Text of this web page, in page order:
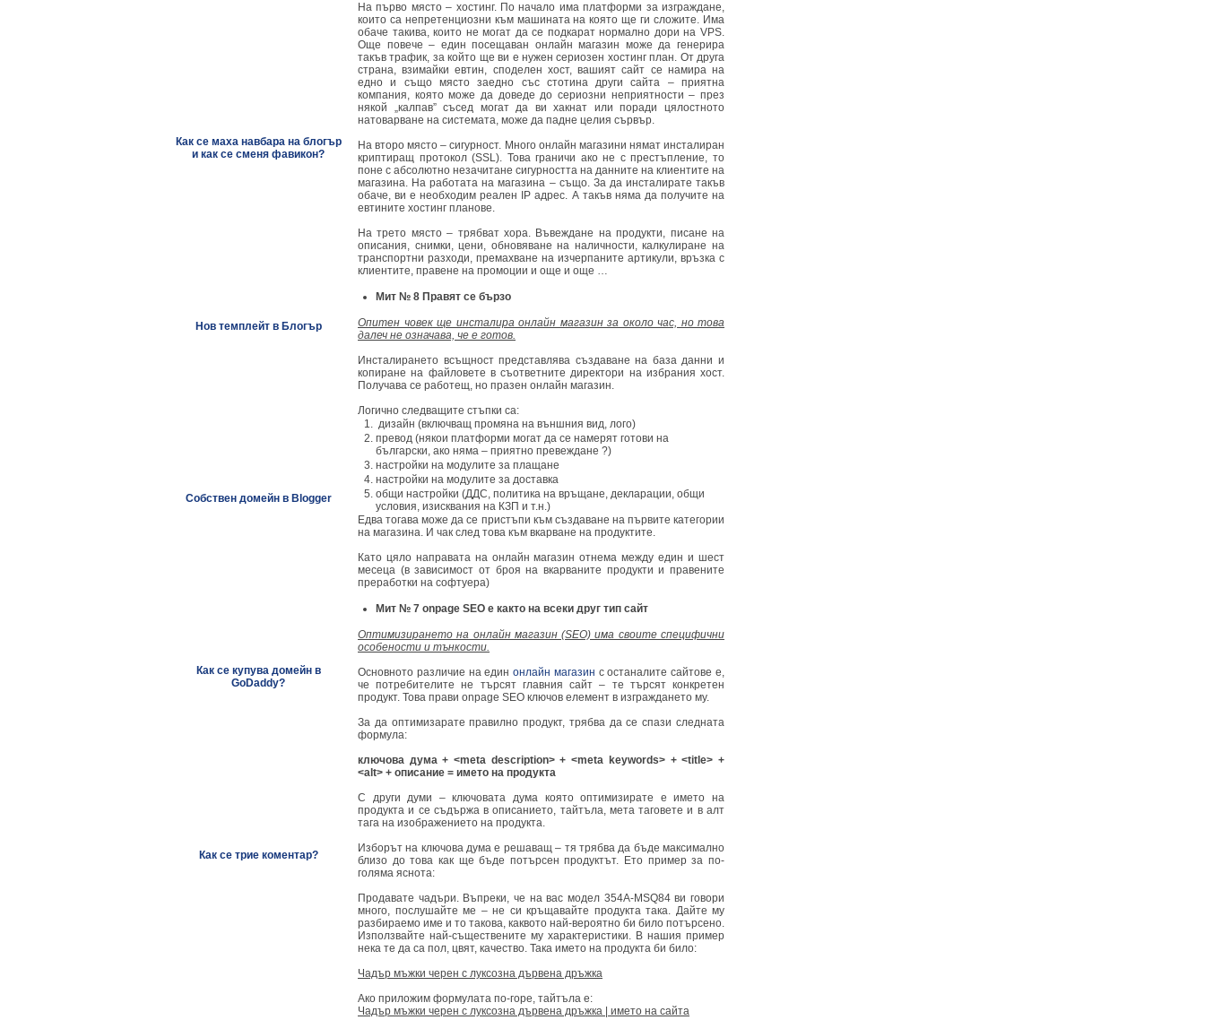
Как се маха навбара на блогър
и как се сменя фавикон?
Нов темплейт в Блогър
Собствен домейн в Blogger
Как се купува домейн в
GoDaddy?
Как се трие коментар?
На първо място – хостинг. По начало има платформи за изграждане,
които са непретенциозни към машината на която ще ги сложите. Има
обаче такива, които не могат да се подкарат нормално дори на VPS.
Още повече – един посещаван онлайн магазин може да генерира
такъв трафик, за който ще ви е нужен сериозен хостинг план. От друга
страна, взимайки евтин, споделен хост, вашият сайт се намира на
едно и също място заедно със стотина други сайта – приятна
компания, която може да доведе до сериозни неприятности – през
някой „калпав” съсед могат да ви хакнат или поради цялостното
натоварване на системата, може да падне целия сървър.
На второ място – сигурност. Много онлайн магазини нямат инсталиран
криптиращ протокол (SSL). Това граничи ако не с престъпление, то
поне с абсолютно незачитане сигурността на данните на клиентите на
магазина. На работата на магазина – също. За да инсталирате такъв
обаче, ви е необходим реален IP адрес. А такъв няма да получите на
евтините хостинг планове.
На трето място – трябват хора. Въвеждане на продукти, писане на
описания, снимки, цени, обновяване на наличности, калкулиране на
транспортни разходи, премахване на изчерпаните артикули, връзка с
клиентите, правене на промоции и още и още …
Мит № 8 Правят се бързо
Опитен човек ще инсталира онлайн магазин за около час, но това
далеч не означава, че е готов.
Инсталирането всъщност представлява създаване на база данни и
копиране на файловете в съответните директори на избрания хост.
Получава се работещ, но празен онлайн магазин.
Логично следващите стъпки са:
дизайн (включващ промяна на външния вид, лого)
превод (някои платформи могат да се намерят готови на
български, ако няма – приятно превеждане ?)
настройки на модулите за плащане
настройки на модулите за доставка
общи настройки (ДДС, политика на връщане, декларации, общи
условия, изисквания на КЗП и т.н.)
Едва тогава може да се пристъпи към създаване на първите категории
на магазина. И чак след това към вкарване на продуктите.
Като цяло направата на онлайн магазин отнема между един и шест
месеца (в зависимост от броя на вкарваните продукти и правените
преработки на софтуера)
Мит № 7 onpage SEO е както на всеки друг тип сайт
Оптимизирането на онлайн магазин (SEO) има своите специфични
особености и тънкости.
Основното различие на единонлайн магазин с останалите сайтове е,
че потребителите не търсят главния сайт – те търсят конкретен
продукт. Това прави onpage SEO ключов елемент в изграждането му.
За да оптимизарате правилно продукт, трябва да се спази следната
формула:
ключова дума + <meta description> + <meta keywords> + <title> +
<alt> + описание = името на продукта
С други думи – ключовата дума която оптимизирате е името на
продукта и се съдържа в описанието, тайтъла, мета таговете и в алт
тага на изображението на продукта.
Изборът на ключова дума е решаващ – тя трябва да бъде максимално
близо до това как ще бъде потърсен продуктът. Ето пример за по-
голяма яснота:
Продавате чадъри. Въпреки, че на вас модел 354А-MSQ84 ви говори
много, послушайте ме – не си кръщавайте продукта така. Дайте му
разбираемо име и то такова, каквото най-вероятно би било потърсено.
Използвайте най-съществените му характеристики. В нашия пример
нека те да са пол, цвят, качество. Така името на продукта би било:
Чадър мъжки черен с луксозна дървена дръжка
Ако приложим формулата по-горе, тайтъла е:
Чадър мъжки черен с луксозна дървена дръжка | името на сайта